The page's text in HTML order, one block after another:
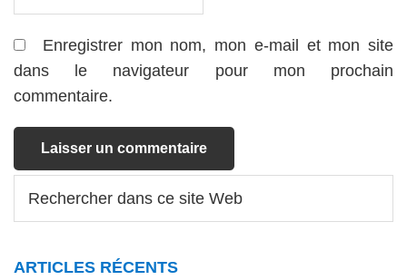
Enregistrer mon nom, mon e-mail et mon site
dans le navigateur pour mon prochain
commentaire.
Barre
latérale
dans
Web
ARTICLES RÉCENTS